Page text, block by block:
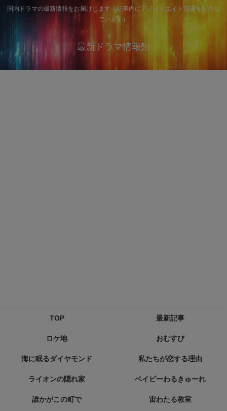
国内ドラマの最新情報をお届けします（記事内にアフィリエイト広告を利用し
ています）
最新ドラマ情報館
TOP 最新記事
ロケ地 おむすび
海に眠るダイヤモンド 私たちが恋する理由
ライオンの隠れ家 ベイビーわるきゅーれ
誰かがこの町で 宙わたる教室